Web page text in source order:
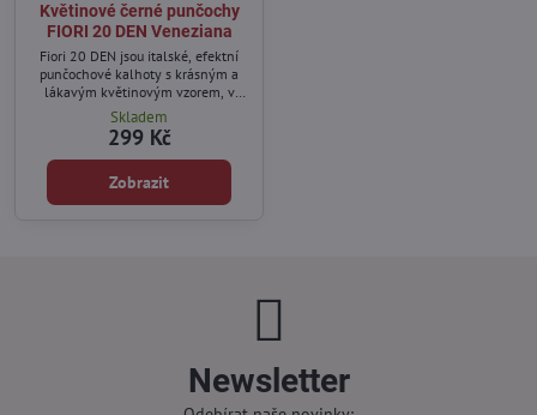
Květinové černé punčochy
FIORI 20 DEN Veneziana
Fiori 20 DEN jsou italské, efektní
punčochové kalhoty s krásným a
lákavým květinovým vzorem, v
pase netisknou, s bavlněným
klínem, který zajišťuje skvělý
komfort nošení.
Skladem
299 Kč
Zobrazit
Newsletter